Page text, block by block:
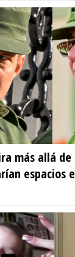
más allá de
espacios